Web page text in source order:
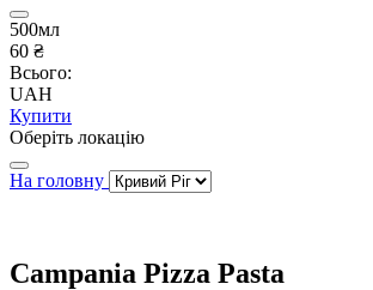
500мл
60 ₴
Всього:
UAH
Купити
Оберіть локацію
На головну
Campania Pizza Pasta